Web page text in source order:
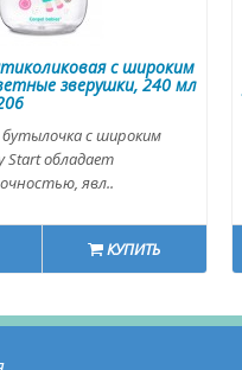
с широким
зверушки, 240 мл
с широким
Start обладает
явл..
КУПИТЬ